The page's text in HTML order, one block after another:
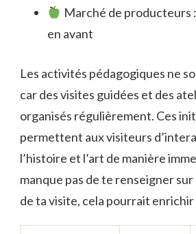
Marché de producteurs
en avant
Les activités pédagogiques ne
car des visites guidées et des
organisés régulièrement. Ces
permettent aux visiteurs
l’histoire et l’art de manière
manque pas de te renseigner
de ta visite, cela pourrait